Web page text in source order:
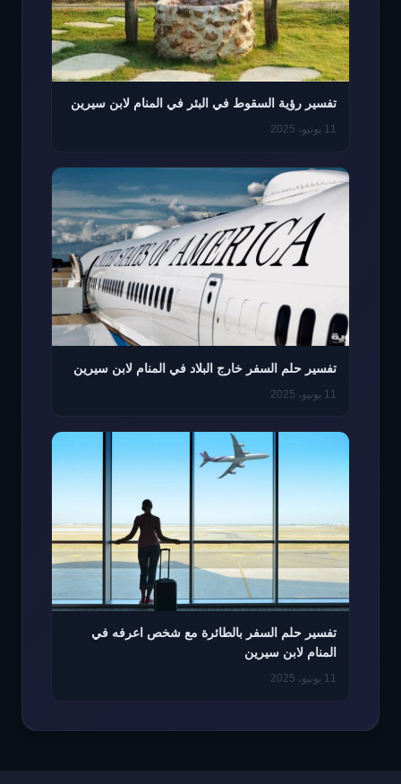
تفسير رؤية السقوط في البئر في المنام لابن سيرين
11 يونيو، 2025
تفسير حلم السفر خارج البلاد في المنام لابن سيرين
11 يونيو، 2025
تفسير حلم السفر بالطائرة مع شخص اعرفه في
المنام لابن سيرين
11 يونيو، 2025